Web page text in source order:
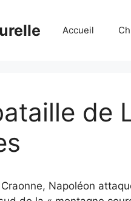
Accueil
de
Napoléon